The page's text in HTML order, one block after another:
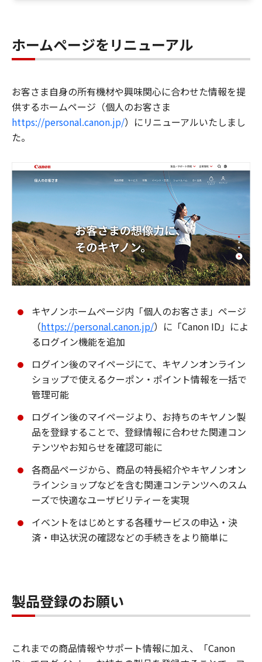
ホームページをリニューアル
お客さま自身の所有機材や興味関心に合わせた情報を提
供するホームページ（個人のお客さま
https://personal.canon.jp/）にリニューアルいたしまし
た。
キヤノンホームページ内「個人のお客さま」ページ
（https://personal.canon.jp/）に「Canon ID」によ
るログイン機能を追加
ログイン後のマイページにて、キヤノンオンライン
ショップで使えるクーポン・ポイント情報を一括で
管理可能
ログイン後のマイページより、お持ちのキヤノン製
品を登録することで、登録情報に合わせた関連コン
テンツやお知らせを確認可能に
各商品ページから、商品の特長紹介やキヤノンオン
ラインショップなどを含む関連コンテンツへのスム
ーズで快適なユーザビリティーを実現
イベントをはじめとする各種サービスの申込・決
済・申込状況の確認などの手続きをより簡単に
製品登録のお願い
これまでの商品情報やサポート情報に加え、「Canon